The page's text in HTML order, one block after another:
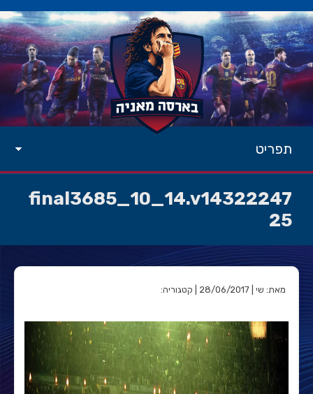
תפריט
final3685_10_14.v14322247
25
מאת: שי | 28/06/2017 | קטגוריה: